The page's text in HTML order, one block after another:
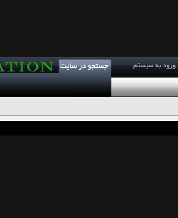
ورود به سیستم